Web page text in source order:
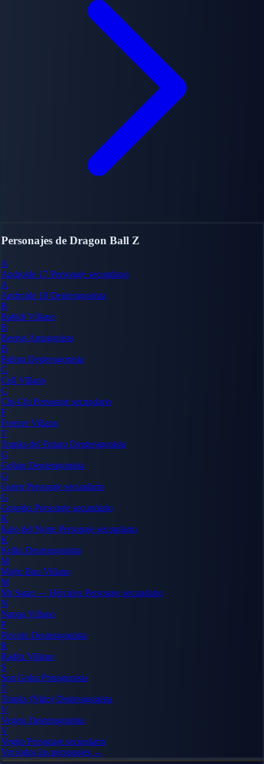
Personajes de Dragon Ball Z
A
Androide 17 Personaje secundario
A
Androide 18 Deuteragonista
B
Babidi Villano
B
Beerus Antagonista
B
Bulma Deuteragonista
C
Cell Villano
C
Chi-Chi Personaje secundario
F
FreezerVillano
T
Trunks del Futuro Deuteragonista
G
Gohan Deuteragonista
G
Goten Personaje secundario
G
Gotenks Personaje secundario
K
Kaio del Norte Personaje secundario
K
Krilin Deuteragonista
M
Majin Buu Villano
M
Mr Satan — Hércules Personaje secundario
N
Nappa Villano
P
Piccolo Deuteragonista
R
Raditz Villano
S
Son Goku Protagonista
T
Trunks (Niño) Deuteragonista
V
Vegeta Deuteragonista
V
Vegito Personaje secundario
Ver todos los personajes →